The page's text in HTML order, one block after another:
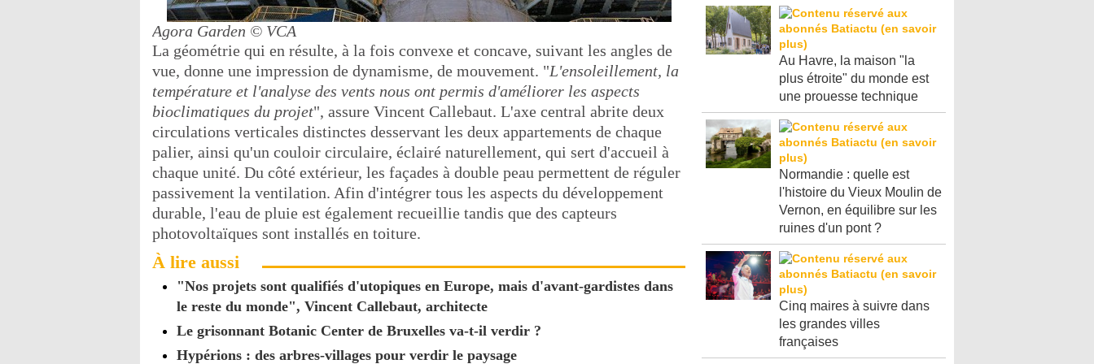
Agora Garden © VCA
La géométrie qui en résulte, à la fois convexe et concave, suivant les angles de
vue, donne une impression de dynamisme, de mouvement. "L'ensoleillement, la
température et l'analyse des vents nous ont permis d'améliorer les aspects
bioclimatiques du projet", assure Vincent Callebaut. L'axe central abrite deux
circulations verticales distinctes desservant les deux appartements de chaque
palier, ainsi qu'un couloir circulaire, éclairé naturellement, qui sert d'accueil à
chaque unité. Du côté extérieur, les façades à double peau permettent de réguler
passivement la ventilation. Afin d'intégrer tous les aspects du développement
durable, l'eau de pluie est également recueillie tandis que des capteurs
photovoltaïques sont installés en toiture.
À lire aussi
"Nos projets sont qualifiés d'utopiques en Europe, mais d'avant-gardistes dans
le reste du monde", Vincent Callebaut, architecte
Le grisonnant Botanic Center de Bruxelles va-t-il verdir ?
Hypérions : des arbres-villages pour verdir le paysage
Au Havre, la maison "la
plus étroite" du monde est
une prouesse technique
Normandie : quelle est
l'histoire du Vieux Moulin de
Vernon, en équilibre sur les
ruines d'un pont ?
Cinq maires à suivre dans
les grandes villes
françaises